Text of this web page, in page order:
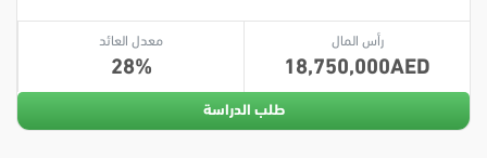
رأس المال
18,750,000
معدل العائد
28
طلب الدراسة